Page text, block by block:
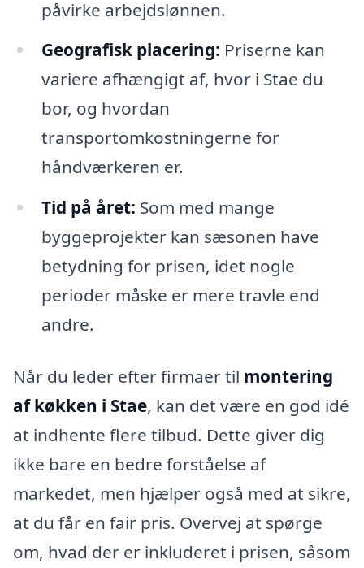
påvirke arbejdslønnen.
Geografisk placering: Priserne kan
variere afhængigt af, hvor i Stae du
bor, og hvordan
transportomkostningerne for
håndværkeren er.
Tid på året: Som med mange
byggeprojekter kan sæsonen have
betydning for prisen, idet nogle
perioder måske er mere travle end
andre.
Når du leder efter firmaer til montering
af køkken i Stae, kan det være en god idé
at indhente flere tilbud. Dette giver dig
ikke bare en bedre forståelse af
markedet, men hjælper også med at sikre,
at du får en fair pris. Overvej at spørge
om, hvad der er inkluderet i prisen, såsom